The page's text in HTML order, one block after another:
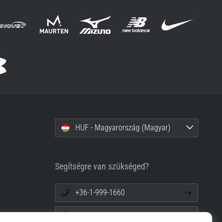
HUF - Magyarország (Magyar)
Segítségre van szükséged?
+36-1-999-1660
info@top4running.hu